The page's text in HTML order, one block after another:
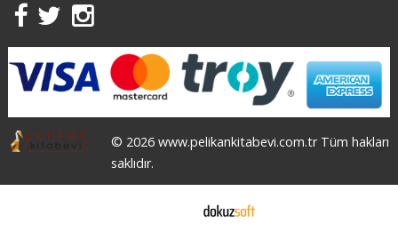
© 2026 www.pelikankitabevi.com.tr Tüm hakları
saklıdır.